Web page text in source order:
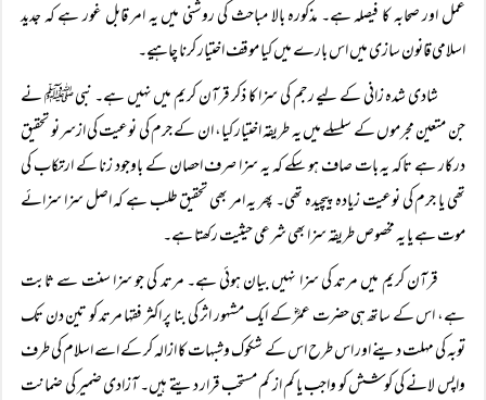
عمل اور صحابہ کا فیصلہ ہے۔ مذکورہ بالا مباحث کی روشنی میں یہ امر قابل غور ہے کہ جدید
اسلامی قانون سازی میں اس بارے میں کیا موقف اختیار کرنا چاہیے۔
شادی شدہ زانی کے لیے رجم کی سزا کا ذکر قرآن کریم میں نہیں ہے۔ نبی ﷺ نے
جن متعین مجرموں کے سلسلے میں یہ طریقہ اختیار کیا، ان کے جرم کی نوعیت کی ازسرنو تحقیق
درکار ہے تاکہ یہ بات صاف ہو سکے کہ یہ سزا صرف احصان کے باوجود زنا کے ارتکاب کی
تھی یا جرم کی نوعیت زیادہ پیچیدہ تھی۔ پھر یہ امر بھی تحقیق طلب ہے کہ اصل سزا سزائے
موت ہے یا یہ مخصوص طریقہ سزا بھی شرعی حیثیت رکھتا ہے۔
قرآن کریم میں مرتد کی سزا نہیں بیان ہوئی ہے۔ مرتد کی جو سزا سنت سے ثابت
ہے، اس کے ساتھ ہی حضرت عمرؓ کے ایک مشہور اثر کی بنا پر اکثر فقہا مرتد کو تین دن تک
توبہ کی مہلت دینے اور اس طرح اس کے شکوک وشبہات کا ازالہ کر کے اسے اسلام کی طرف
واپس لانے کی کوشش کو واجب یا کم از کم مستحب قرار دیتے ہیں۔ آزادی ضمیر کی ضمانت